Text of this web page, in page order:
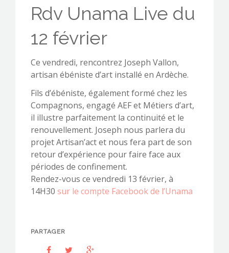
Rdv Unama Live du
12 février
Ce vendredi, rencontrez Joseph Vallon,
artisan ébéniste d’art installé en Ardèche.
Fils d’ébéniste, également formé chez les
Compagnons, engagé AEF et Métiers d’art,
il illustre parfaitement la continuité et le
renouvellement. Joseph nous parlera du
projet Artisan’act et nous fera part de son
retour d’expérience pour faire face aux
périodes de confinement.
Rendez-vous ce vendredi 13 février, à
14H30 sur le compte Facebook de l’Unama
PARTAGER